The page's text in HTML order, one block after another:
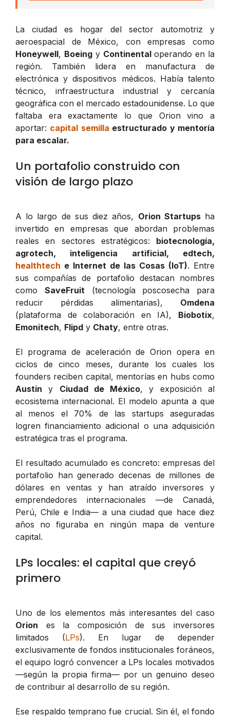
La ciudad es hogar del sector automotriz y
aeroespacial de México, con empresas como
Honeywell, Boeingy Continentaloperando en la
región. También lidera en manufactura de
electrónica y dispositivos médicos. Había talento
técnico, infraestructura industrial y cercanía
geográfica con el mercado estadounidense. Lo que
faltaba era exactamente lo que Orion vino a
aportar: capital semilla estructurado y mentoría
para escalar.
Un portafolio construido con
visión de largo plazo
A lo largo de sus diez años, Orion Startupsha
invertido en empresas que abordan problemas
reales en sectores estratégicos: biotecnología,
agrotech, inteligencia artificial, edtech,
healthtech e Internet de las Cosas (IoT). Entre
sus compañías de portafolio destacan nombres
como SaveFruit (tecnología poscosecha para
reducir pérdidas alimentarias), Omdena
(plataforma de colaboración en IA), Biobotix,
Emonitech, Flipd y Chaty, entre otras.
El programa de aceleración de Orion opera en
ciclos de cinco meses, durante los cuales los
founders reciben capital, mentorías en hubs como
Austin y Ciudad de México, y exposición al
ecosistema internacional. El modelo apunta a que
al menos el 70% de las startups aseguradas
logren financiamiento adicional o una adquisición
estratégica tras el programa.
El resultado acumulado es concreto: empresas del
portafolio han generado decenas de millones de
dólares en ventas y han atraído inversores y
emprendedores internacionales —de Canadá,
Perú, Chile e India— a una ciudad que hace diez
años no figuraba en ningún mapa de venture
capital.
LPs locales: el capital que creyó
primero
Uno de los elementos más interesantes del caso
Orion es la composición de sus inversores
limitados (LPs). En lugar de depender
exclusivamente de fondos institucionales foráneos,
el equipo logró convencer a LPs locales motivados
—según la propia firma— por un genuino deseo
de contribuir al desarrollo de su región.
Ese respaldo temprano fue crucial. Sin él, el fondo